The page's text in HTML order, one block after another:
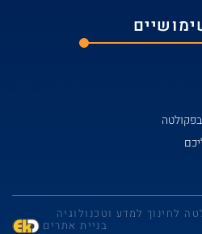
למדע וטכנולוגיה
בניית אתרים